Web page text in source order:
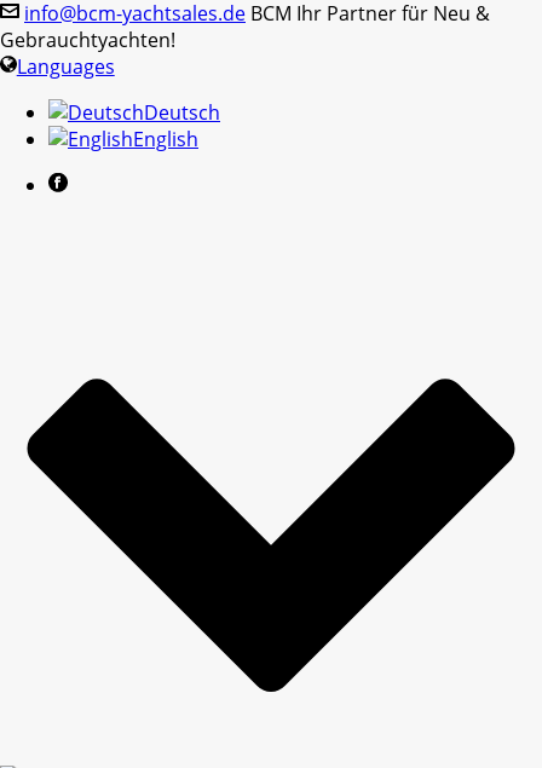
info@bcm-yachtsales.de BCM Ihr Partner für Neu &
Gebrauchtyachten!
Languages
Deutsch
English